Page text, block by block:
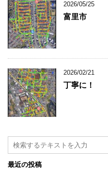
2026/05/25
富里市
2026/02/21
丁寧に！
最近の投稿